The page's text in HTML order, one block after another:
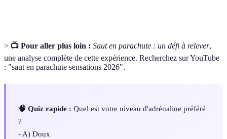
> 📺 Pour aller plus loin : Saut en parachute : un défi à relever,
une analyse complète de cette expérience. Recherchez sur YouTube
: "saut en parachute sensations 2026".
🧠 Quiz rapide : Quel est votre niveau d'adrénaline préféré
?
- A) Doux